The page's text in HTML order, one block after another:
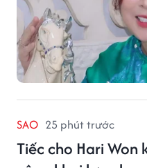
SAO 25 phút trước
Tiếc cho Hari Won